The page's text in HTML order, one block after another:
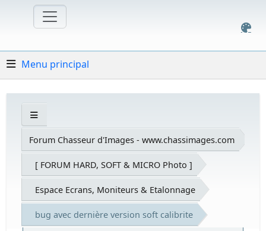
Menu principal
Forum Chasseur d'Images - www.chassimages.com
[ FORUM HARD, SOFT & MICRO Photo ]
Espace Ecrans, Moniteurs & Etalonnage
bug avec dernière version soft calibrite